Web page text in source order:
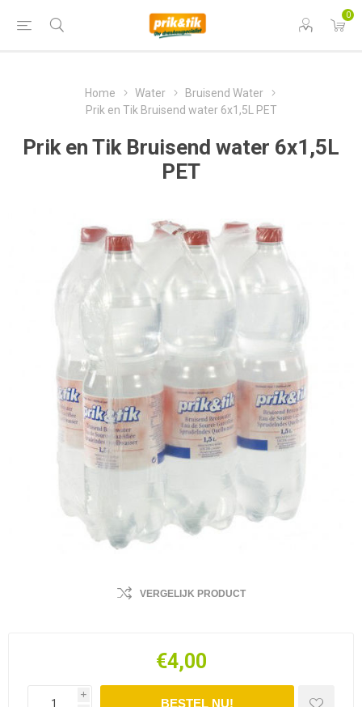
0
Home Water
Bruisend Water
Prik en Tik Bruisend water 6x1,5L PET
Prik en Tik Bruisend water 6x1,5L
PET
VERGELIJK PRODUCT
€4,00
i